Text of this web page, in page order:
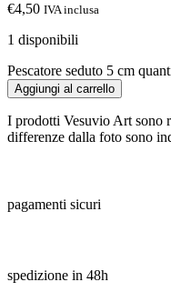
€4,50 IVA inclusa
1 disponibili
Pescatore seduto 5 cm
Aggiungi al carrello
I prodotti Vesuvio Art sono
differenze dalla foto sono
pagamenti sicuri
spedizione in 48h